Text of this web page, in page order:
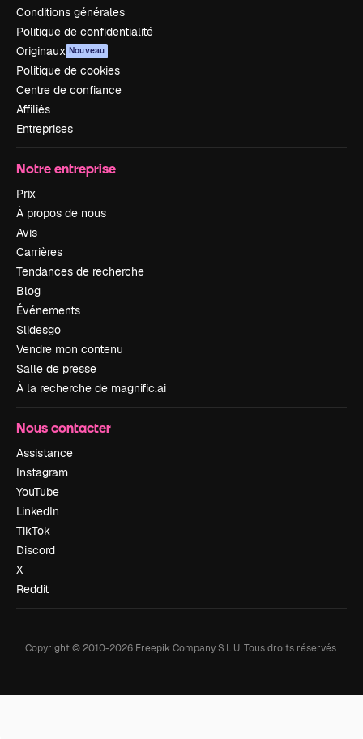
Conditions générales
Politique de confidentialité
Originaux Nouveau
Politique de cookies
Centre de confiance
Affiliés
Entreprises
Notre entreprise
Prix
À propos de nous
Avis
Carrières
Tendances de recherche
Blog
Événements
Slidesgo
Vendre mon contenu
Salle de presse
À la recherche de magnific.ai
Nous contacter
Assistance
Instagram
YouTube
LinkedIn
TikTok
Discord
X
Reddit
Copyright © 2010-2026 Freepik Company S.L.U.Tous droits réservés.